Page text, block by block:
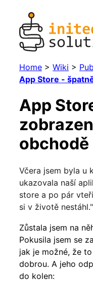
Home > Wiki >
App Store -
App
obchodě
Včera jsem byla u
ukazovala naší
store a po pár
si v životě nestáhl."
Zůstala jsem na
Pokusila jsem se
jak je možné, že
dobrou. A jeho
do kolen: